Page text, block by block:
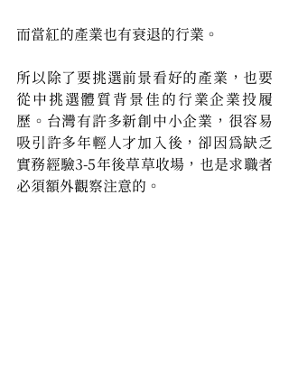
而當紅的產業也有衰退的行業。
所以除了要挑選前景看好的產業，也要
從中挑選體質背景佳的行業企業投履
歷。台灣有許多新創中小企業，很容易
吸引許多年輕人才加入後，卻因為缺乏
實務經驗3-5年後草草收場，也是求職者
必須額外觀察注意的。